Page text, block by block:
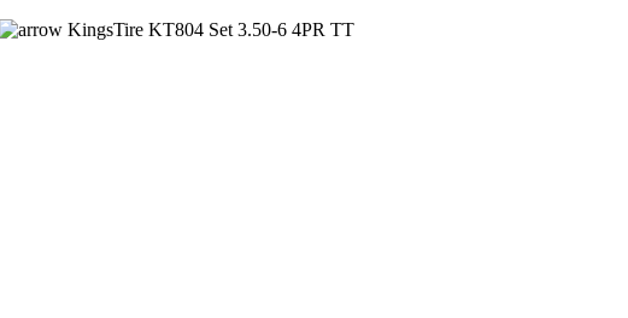
KingsTire KT804 Set 3.50-6 4PR TT